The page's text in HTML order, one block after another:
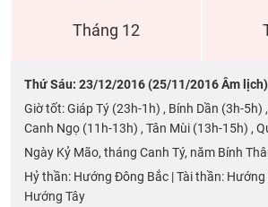
Tháng 12
Thứ Sáu: 23/12/2016 (25/11/2016 Âm lịch)
Giờ tốt: Giáp Tý (23h-1h) , Bính Dần (3h-5h)
Canh Ngọ (11h-13h) , Tân Mùi (13h-15h) ,
Ngày Kỷ Mão, tháng Canh Tý, năm Bính
Hỷ thần: Hướng Đông Bắc | Tài thần:
Hướng Tây